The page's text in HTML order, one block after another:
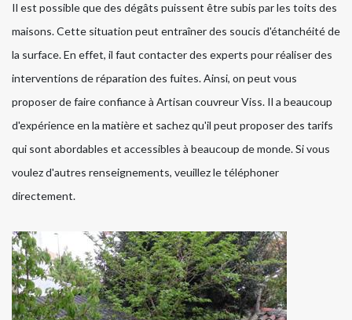
Il est possible que des dégâts puissent être subis par les toits des
maisons. Cette situation peut entraîner des soucis d'étanchéité de
la surface. En effet, il faut contacter des experts pour réaliser des
interventions de réparation des fuites. Ainsi, on peut vous
proposer de faire confiance à Artisan couvreur Viss. Il a beaucoup
d'expérience en la matière et sachez qu'il peut proposer des tarifs
qui sont abordables et accessibles à beaucoup de monde. Si vous
voulez d'autres renseignements, veuillez le téléphoner
directement.